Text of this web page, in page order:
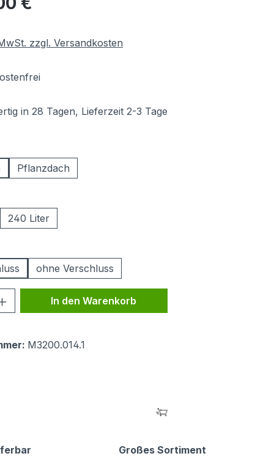
zzgl. Versandkosten
in 28 Tagen, Lieferzeit 2-3 Tage
Pflanzdach
240 Liter
ohne Verschluss
Anzahl: Gib den gewünschten Wert
In den Warenkorb
M3200.014.1
Großes Sortiment